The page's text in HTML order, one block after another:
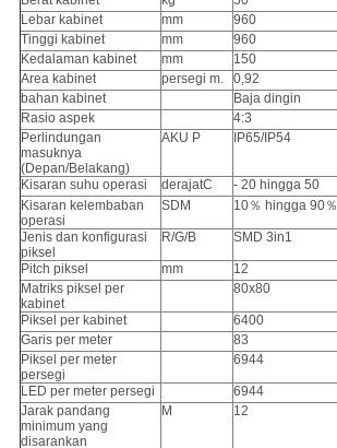
Lebar kabinet
mm
960
Tinggi kabinet
mm
960
Kedalaman kabinet
mm
150
Area kabinet
persegi m.
0,92
bahan kabinet
Baja dingin
Rasio aspek
4:3
Perlindungan
masuknya
(Depan/Belakang)
AKU P IP65/IP54
Kisaran suhu operasi derajatC
- 20 hingga 50
Kisaran kelembaban
operasi
SDM 10％ hingga 90％
Jenis dan konfigurasi
piksel
R/G/B SMD 3in1
Pitch piksel mm
12
Matriks piksel per
kabinet
80x80
Piksel per kabinet
6400
Garis per meter
83
Piksel per meter
persegi
6944
LED per meter persegi
6944
Jarak pandang
minimum yang
disarankan
M 12